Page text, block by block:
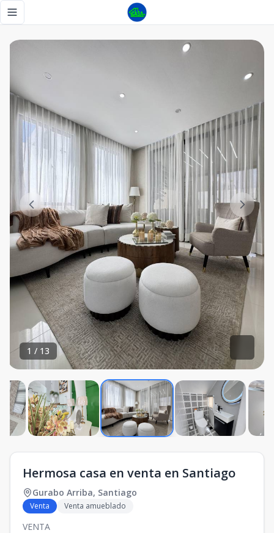
Toggle navigation menu
1 / 13
Hermosa casa en venta en Santiago
Gurabo Arriba, Santiago
Venta Venta amueblado
VENTA
Hermosa casa en venta en Santiago - Tu Casa RD